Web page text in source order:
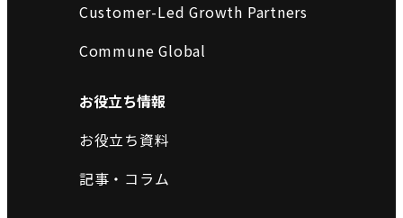
Customer-Led Growth Partners
Commune Global
お役立ち情報
お役立ち資料
記事・コラム